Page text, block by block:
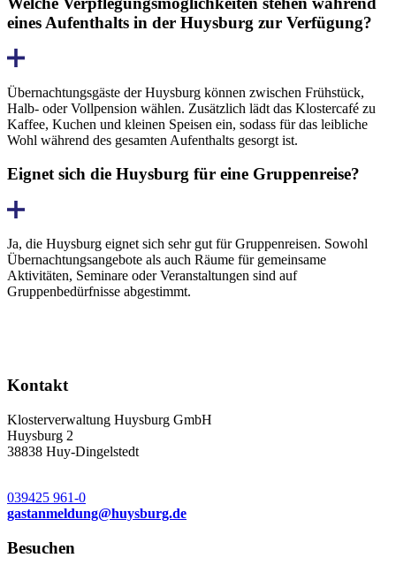
eines Aufenthalts in der Huysburg zur Verfügung?
Übernachtungsgäste der Huysburg können zwischen Frühstück,
Halb- oder Vollpension wählen. Zusätzlich lädt das Klostercafé zu
Kaffee, Kuchen und kleinen Speisen ein, sodass für das leibliche
Wohl während des gesamten Aufenthalts gesorgt ist.
Eignet sich die Huysburg für eine Gruppenreise?
Ja, die Huysburg eignet sich sehr gut für Gruppenreisen. Sowohl
Übernachtungsangebote als auch Räume für gemeinsame
Aktivitäten, Seminare oder Veranstaltungen sind auf
Gruppenbedürfnisse abgestimmt.
Kontakt
Klosterverwaltung Huysburg GmbH
Huysburg 2
38838 Huy-Dingelstedt
039425 961-0
gastanmeldung@huysburg.de
Besuchen